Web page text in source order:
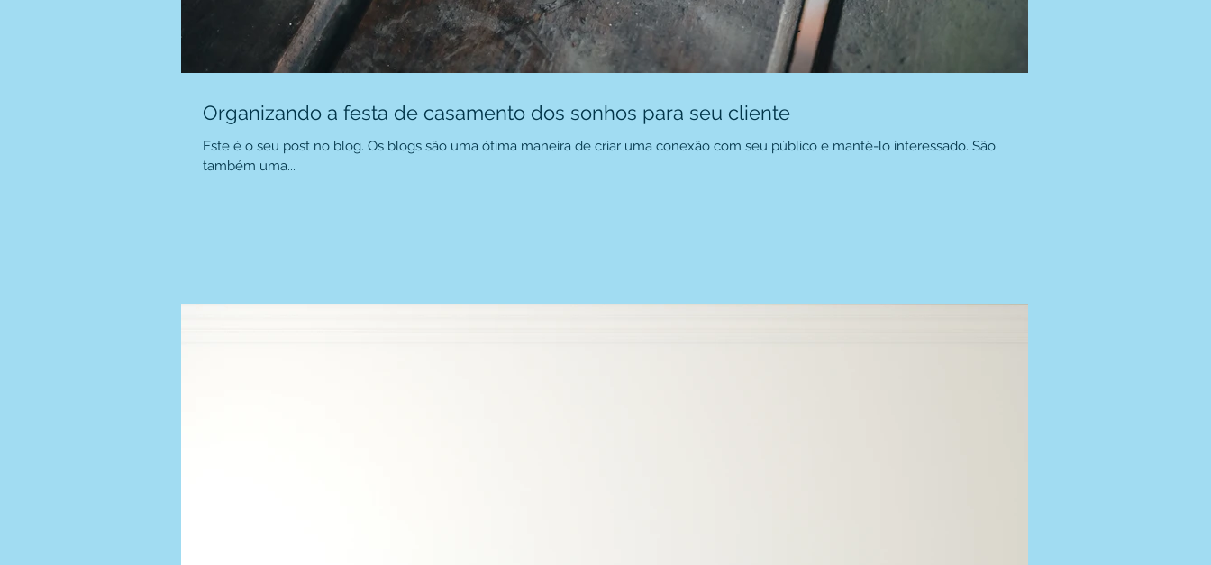
Organizando a festa de casamento dos sonhos para seu cliente
Este é o seu post no blog. Os blogs são uma ótima maneira de criar uma conexão com seu público e mantê-lo interessado. São
também uma...